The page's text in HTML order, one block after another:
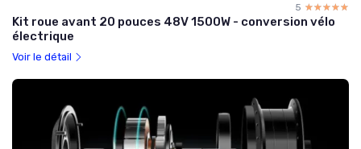
5 ☆☆☆☆☆
★★★★★
Kit roue avant 20 pouces 48V 1500W - conversion vélo
électrique
Voir le détail